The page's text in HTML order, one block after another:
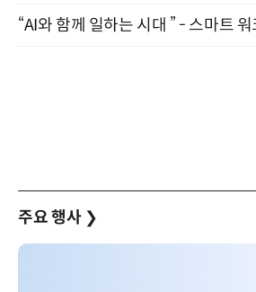
주요 행사 ❯